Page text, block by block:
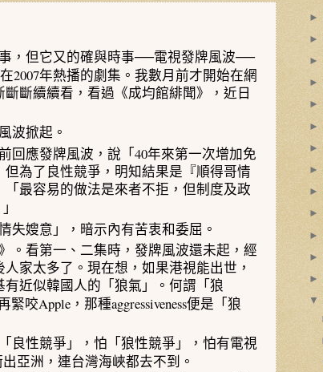
，但它又的確與時事──電視發牌風波──
2007年熱播的劇集。我數月前才開始在網
斷續續看，看過《成均館緋聞》，近日
波掀起。
回應發牌風波，說「 40年來第一次增加免
為了良性競爭，明知結果是『順得哥情
最容易的做法是來者不拒，但制度及政
」
失嫂意」，暗示內有苦衷和委屈。
。看第一、二集時， 發牌風波還未起，經
家太多了。現在想， 如果港視能出世，
近似韓國人的「狼氣」。何謂「狼
緊咬Apple ，那種aggressiveness便是「狼
良性競爭」，怕 「狼性競爭」，怕有電視
亞洲，連台灣海峽都去不到。
►
►
►
►
►
►
►
►
►
►
►
►
►
▼